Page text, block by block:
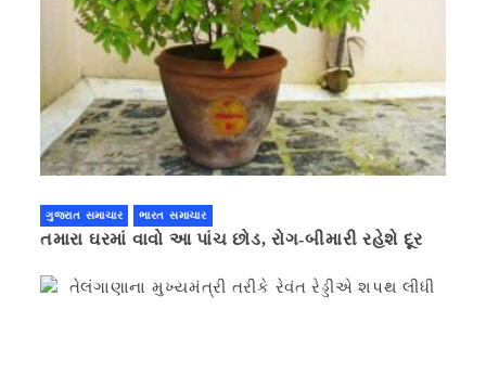
ગુજરાત સમાચાર ભારત સમાચાર
તમારા ઘરમાં વાવો આ પાંચ છોડ, રોગ-બીમારી રહેશે દૂર